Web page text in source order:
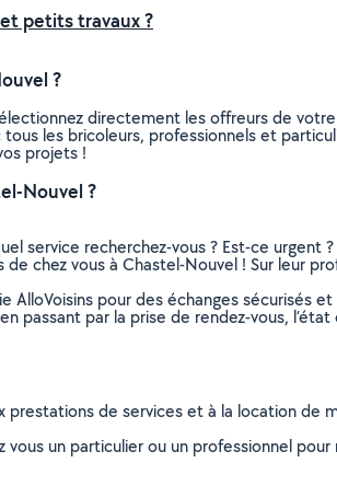
petits travaux ?
?
directement les offreurs de
les bricoleurs, professionnels et
projets !
Nouvel ?
service recherchez-vous ? Est-ce
chez vous à Chastel-Nouvel ! Sur leur
AlloVoisins pour des échanges sécurisés
passant par la prise de rendez-vous,
prestations de services et à la location
un particulier ou un professionnel